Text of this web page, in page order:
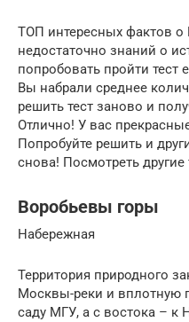
ТОП интересных фактов о
недостаточно знаний о
попробовать пройти тест
Вы набрали среднее
решить тест заново и
Отлично! У вас
Попробуйте решить и
снова! Посмотреть другие
Воробьевы горы
Набережная
Территория природного
Москвы-реки и вплотную
саду МГУ, а с востока – к